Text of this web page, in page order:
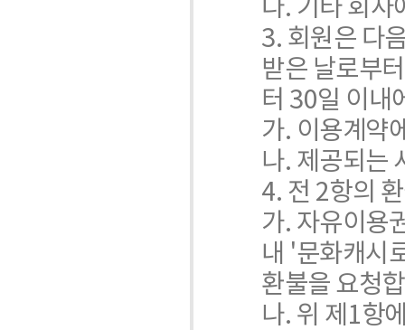
다. 기타 회사
3. 회원은 다
받은 날로부
터 30일 이내
가. 이용계약
나. 제공되는
4. 전 2항의
가. 자유이용
내 '문화캐시
환불을 요청
나. 위 제1항